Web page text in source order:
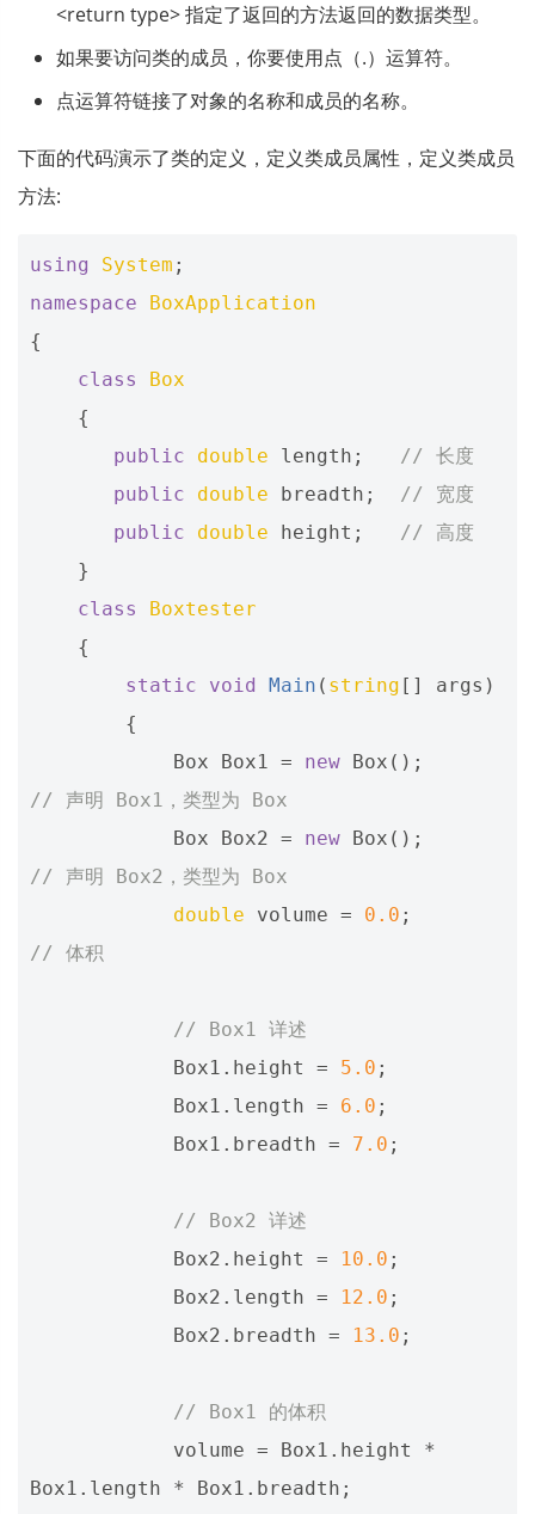
<return type> 指定了返回的方法返回的数据类型。
如果要访问类的成员，你要使用点（.）运算符。
点运算符链接了对象的名称和成员的名称。
下面的代码演示了类的定义，定义类成员属性，定义类成员
方法:
using System ;
namespace
BoxApplication
{
class
Box
{
public
double length ;
// 长度
public
double breadth ;
// 宽度
public
double height ;
// 高度
}
class
Boxtester
{
static
void Main ( string [] args )
{
Box
Box1 = new Box ();
// 声明 Box1，类型为 Box
Box
Box2 = new Box ();
// 声明 Box2，类型为 Box
double
volume = 0.0 ;
// 体积
// Box1 详述
Box1 . height = 5.0 ;
Box1 . length = 6.0 ;
Box1 . breadth = 7.0 ;
// Box2 详述
Box2 . height = 10.0 ;
Box2 . length = 12.0 ;
Box2 . breadth = 13.0 ;
// Box1 的体积
volume = Box1 . height
*
Box1 . length * Box1 . breadth ;